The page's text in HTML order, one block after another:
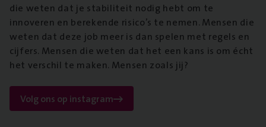
die weten dat je stabiliteit nodig hebt om te
innoveren en berekende risico’s te nemen. Mensen die
weten dat deze job meer is dan spelen met regels en
cijfers. Mensen die weten dat het een kans is om écht
het verschil te maken. Mensen zoals jij?
Volg ons op instagram